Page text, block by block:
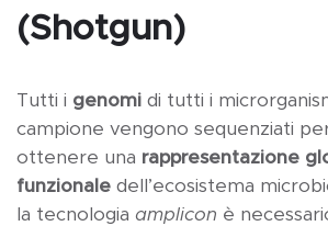
(Shotgun)
Tutti i genomi di tutti i
campione vengono sequenziati
ottenere una rappresentazione
funzionale dell’ecosistema
la tecnologia amplicon è